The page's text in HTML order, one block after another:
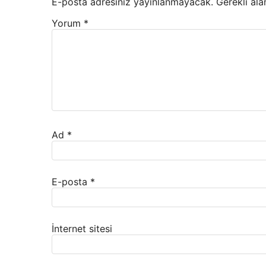
Yorum *
Ad *
E-posta *
İnternet sitesi